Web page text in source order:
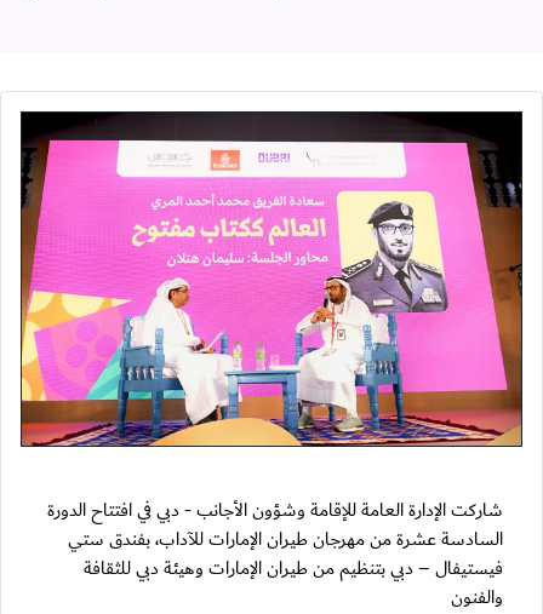
شاركت الإدارة العامة للإقامة وشؤون الأجانب - دبي في افتتاح الدورة
السادسة عشرة من مهرجان طيران الإمارات للآداب، بفندق ستي
فيستيفال – دبي بتنظيم من طيران الإمارات وهيئة دبي للثقافة
والفنون